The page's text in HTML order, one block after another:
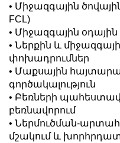
• Միջազգային
FCL)
• Միջազգային
• Ներքին և
փոխադրումներ
• Մաքսային
գործակալություն
• Բեռների
բեռնավորում
• Ներմուծման-
մշակում և